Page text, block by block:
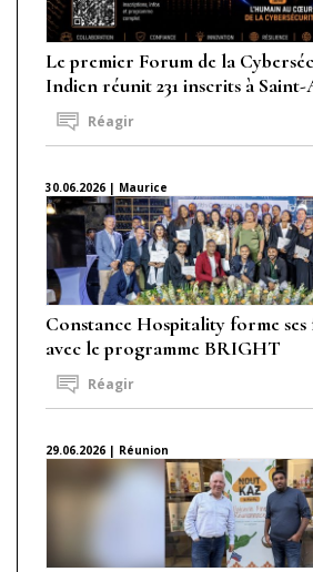
Le premier Forum de la
Indien réunit 231 inscrits à
Réagir
30.06.2026 | Maurice
Constance Hospitality forme
avec le programme BRIGHT
Réagir
29.06.2026 | Réunion